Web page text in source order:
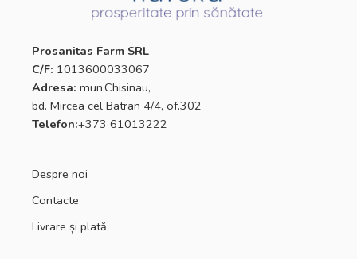
Prosanitas Farm SRL
C/F: 1013600033067
Adresa: mun.Chisinau,
bd. Mircea cel Batran 4/4, of.302
Telefon:+373 61013222
Despre noi
Contacte
Livrare și plată